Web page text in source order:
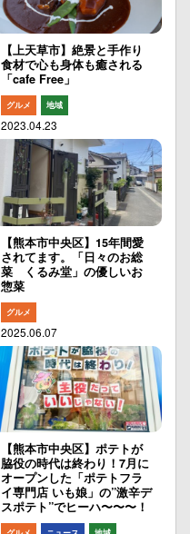
【上天草市】絶景と手作り
食材で心も身体も癒される
「cafe Free」
グルメ 地域
2023.04.23
【熊本市中央区】15年間愛
されてます。「日々のお総
菜 くるみ堂」の優しいお
惣菜
グルメ
2025.06.07
【熊本市中央区】ポテトが
脇役の時代は終わり！7月に
オープンした「ポテトフラ
イ専門店 いも娘」の”激辛デ
スポテト”でヒーハ〜〜〜！